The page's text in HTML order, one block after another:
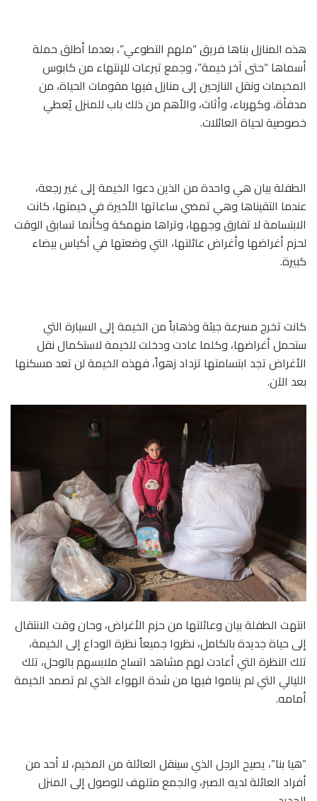
هذه المنازل بناها فريق “ملهم التطوعي”، بعدما أطلق حملة
أسماها “حتى آخر خيمة”، وجمع تبرعات للإنتهاء من كابوس
المخيمات ونقل النازحين إلى منازل فيها مقومات الحياة، من
مدفأة، وكهرباء، وأثاث، والأهم من ذلك باب للمنزل يُعطي
خصوصية لحياة العائلات.
الطفلة بيان هي واحدة من الذين دعوا الخيمة إلى غير رجعة،
عندما التقيناها وهي تمضي ساعاتها الأخيرة في خيمتها، كانت
الابتسامة لا تفارق وجهها، وتراها منهمكة وكأنما تسابق الوقت
لحزم أغراضها وأغراض عائلتها، التي وضعتها في أكياس بيضاء
كبيرة.
كانت تخرج مسرعة جيئة وذهاباً من الخيمة إلى السيارة التي
ستحمل أغراضها، وكلما عادت ودخلت للخيمة لاستكمال نقل
الأغراض تجد ابتسامتها تزداد زهواً، فهذه الخيمة لن تعد مسكنها
بعد الآن.
انتهت الطفلة بيان وعائلتها من حزم الأغراض، وحان وقت الانتقال
إلى حياة جديدة بالكامل، نظروا جميعاً نظرة الوداع إلى الخيمة،
تلك النظرة التي أعادت لهم مشاهد اتساخ ملابسهم بالوحل، تلك
الليالي التي لم يناموا فيها من شدة الهواء الذي لم تصمد الخيمة
أمامه.
“هيا بنا”، يصيح الرجل الذي سينقل العائلة من المخيم، لا أحد من
أفراد العائلة لديه الصبر، والجمع متلهف للوصول إلى المنزل